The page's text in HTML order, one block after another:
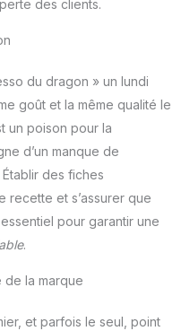
des clients.
du dragon » un lundi
goût et la même qualité le
un poison pour la
d’un manque de
des fiches
recette et s’assurer que
pour garantir une
.
de la marque
et parfois le seul, point